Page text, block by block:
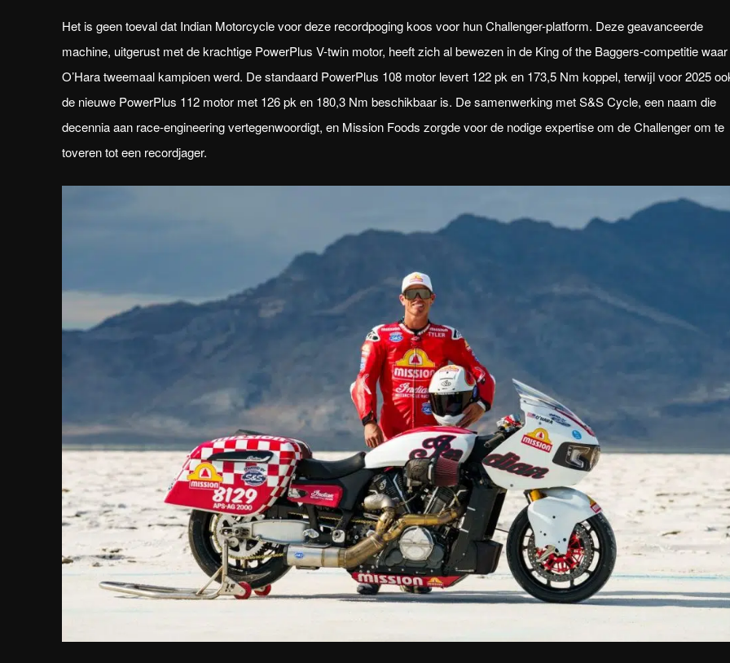
Het is geen toeval dat Indian Motorcycle voor deze recordpoging koos voor hun Challenger-platform. Deze geavanceerde
machine, uitgerust met de krachtige PowerPlus V-twin motor, heeft zich al bewezen in de King of the Baggers-competitie waar
O’Hara tweemaal kampioen werd. De standaard PowerPlus 108 motor levert 122 pk en 173,5 Nm koppel, terwijl voor 2025
de nieuwe PowerPlus 112 motor met 126 pk en 180,3 Nm beschikbaar is. De samenwerking met S&S Cycle, een naam die
decennia aan race-engineering vertegenwoordigt, en Mission Foods zorgde voor de nodige expertise om de Challenger om te
toveren tot een recordjager.